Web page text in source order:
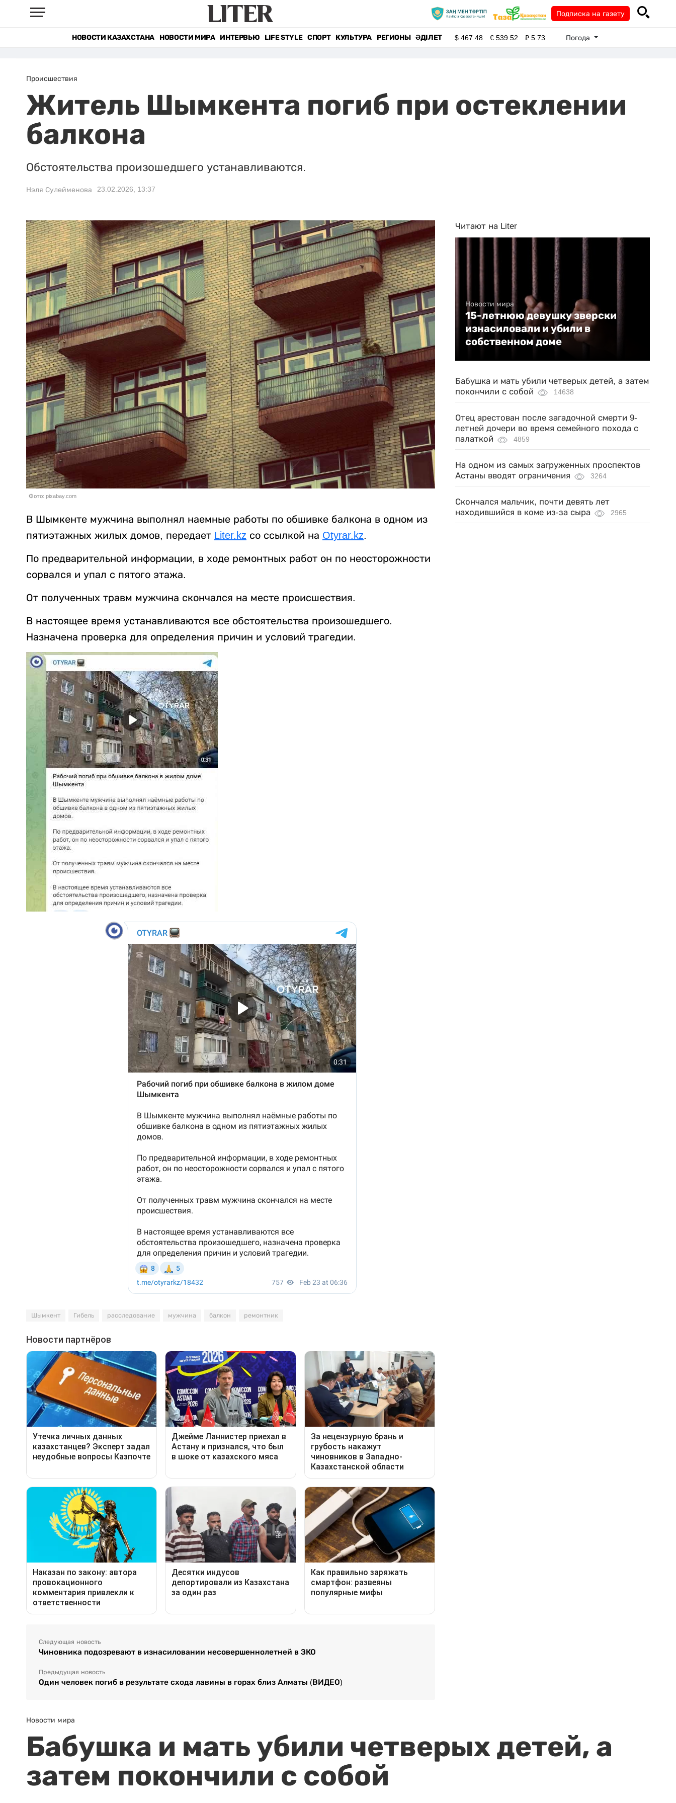
Подписка на газету
НОВОСТИ КАЗАХСТАНА НОВОСТИ МИРА ИНТЕРВЬЮ LIFE STYLE СПОРТ КУЛЬТУРА РЕГИОНЫ ӘДІЛЕТ $467.48 €539.52 ₽5.73 Погода
Происшествия
Житель Шымкента погиб при остеклении
балкона
Обстоятельства произошедшего устанавливаются.
Нэля Сулейменова 23.02.2026, 13:37
Фото: pixabay.com
В Шымкенте мужчина выполнял наемные работы по обшивке балкона в одном из
пятиэтажных жилых домов, передает Liter.kz со ссылкой на Otyrar.kz.
По предварительной информации, в ходе ремонтных работ он по неосторожности
сорвался и упал с пятого этажа.
От полученных травм мужчина скончался на месте происшествия.
В настоящее время устанавливаются все обстоятельства произошедшего.
Назначена проверка для определения причин и условий трагедии.
Шымкент Гибель расследование мужчина балкон ремонтник
Следующая новость
Чиновника подозревают в изнасиловании несовершеннолетней в ЗКО
Предыдущая новость
Один человек погиб в результате схода лавины в горах близ Алматы (ВИДЕО)
Читают на Liter
Новости мира
15-летнюю девушку зверски
изнасиловали и убили в
собственном доме
Бабушка и мать убили четверых детей, а затем
покончили с собой
14638
Отец арестован после загадочной смерти 9-
летней дочери во время семейного похода с
палаткой
4859
На одном из самых загруженных проспектов
Астаны вводят ограничения
3264
Скончался мальчик, почти девять лет
находившийся в коме из-за сыра
2965
Новости мира
Бабушка и мать убили четверых детей, а
затем покончили с собой